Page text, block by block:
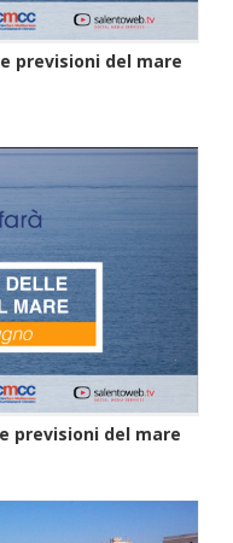
previsioni del mare
previsioni del mare